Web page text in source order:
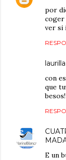
por
coger
ver si
con
que
besos!
E un